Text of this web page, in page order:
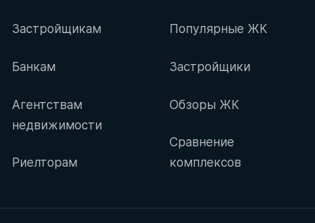
Застройщикам
Банкам
Агентствам
недвижимости
Риелторам
Популярные ЖК
Застройщики
Обзоры ЖК
Сравнение
комплексов